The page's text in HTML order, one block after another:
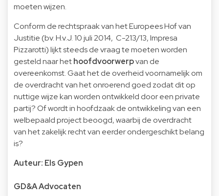
moeten wijzen.
Conform de rechtspraak van het Europees Hof van
Justitie (bv. H.v.J. 10 juli 2014, C-213/13, Impresa
Pizzarotti) lijkt steeds de vraag te moeten worden
gesteld naar hethoofdvoorwerpvan de
overeenkomst. Gaat het de overheid voornamelijk om
de overdracht van het onroerend goed zodat dit op
nuttige wijze kan worden ontwikkeld door een private
partij? Of wordt in hoofdzaak de ontwikkeling van een
welbepaald project beoogd, waarbij de overdracht
van het zakelijk recht van eerder ondergeschikt belang
is?
Auteur: Els Gypen
GD&A Advocaten